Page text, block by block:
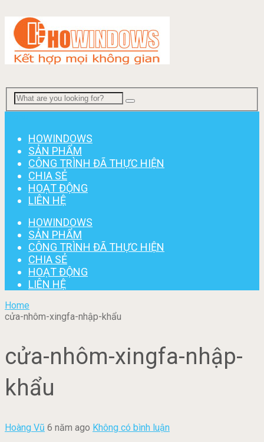
HOWINDOWS
SẢN PHẨM
CÔNG TRÌNH ĐÃ THỰC HIỆN
CHIA SẺ
HOẠT ĐỘNG
LIÊN HỆ
HOWINDOWS
SẢN PHẨM
CÔNG TRÌNH ĐÃ THỰC HIỆN
CHIA SẺ
HOẠT ĐỘNG
LIÊN HỆ
Home
cửa-nhôm-xingfa-nhập-khẩu
cửa-nhôm-xingfa-nhập-
khẩu
Hoàng Vũ 6 năm ago Không có bình luận